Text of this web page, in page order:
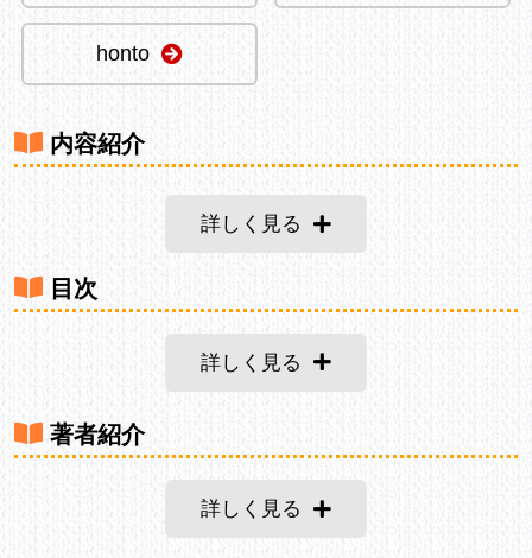
honto
内容紹介
詳しく見る
目次
詳しく見る
著者紹介
詳しく見る